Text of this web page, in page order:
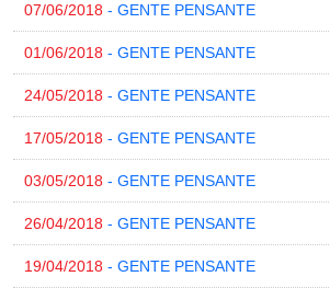
07/06/2018 - GENTE PENSANTE
01/06/2018 - GENTE PENSANTE
24/05/2018 - GENTE PENSANTE
17/05/2018 - GENTE PENSANTE
03/05/2018 - GENTE PENSANTE
26/04/2018 - GENTE PENSANTE
19/04/2018 - GENTE PENSANTE